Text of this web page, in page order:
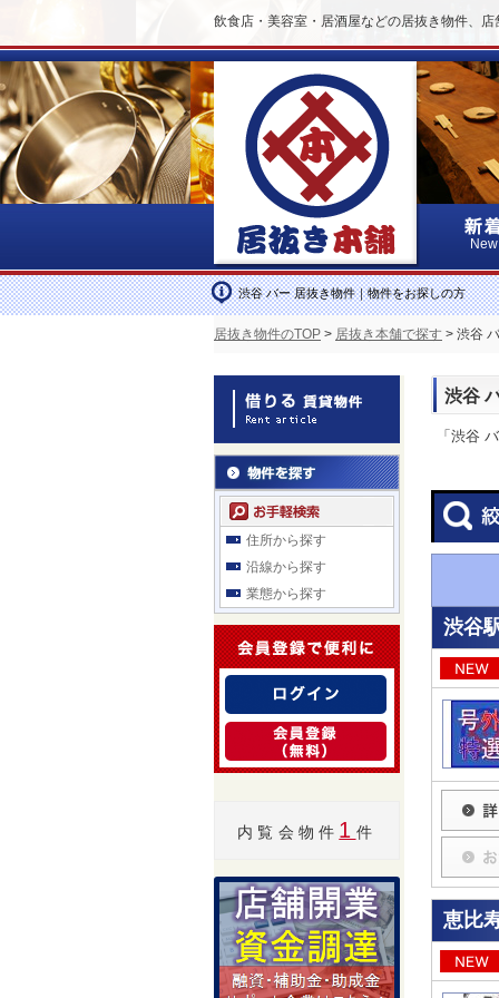
飲食店・美容室・居酒屋などの居抜き物件、
渋谷 バー 居抜き物件｜物件をお探しの方
居抜き物件のTOP > 居抜き本舗で探す > 渋谷
渋谷
「渋谷
渋谷
恵比
住所から探す
沿線から探す
業態から探す
内覧会物件 1 件